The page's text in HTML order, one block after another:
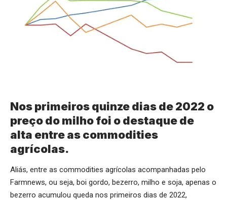
Nos primeiros quinze dias de 2022 o
preço do milho foi o destaque de
alta entre as commodities
agrícolas.
Aliás, entre as commodities agrícolas acompanhadas pelo
Farmnews, ou seja, boi gordo, bezerro, milho e soja, apenas o
bezerro acumulou queda nos primeiros dias de 2022,